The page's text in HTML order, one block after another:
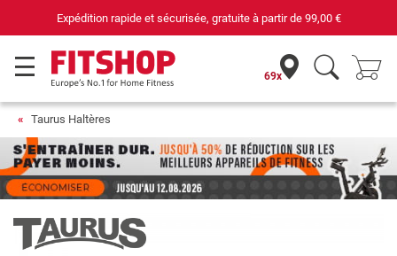
Expédition rapide et sécurisée, gratuite à partir de99,00 €
69x
Taurus Haltères